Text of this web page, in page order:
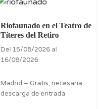
Riofaunado en el Teatro de
Títeres del Retiro
Del 15/08/2026 al
16/08/2026
Madrid – Gratis, necesaria
descarga de entrada